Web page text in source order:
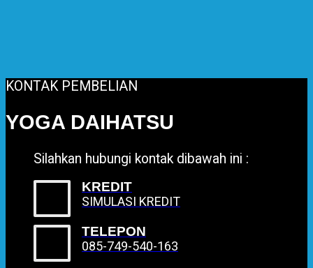
KONTAK PEMBELIAN
YOGA DAIHATSU
Silahkan hubungi kontak dibawah ini :
KREDIT
SIMULASI KREDIT
TELEPON
085-749-540-163